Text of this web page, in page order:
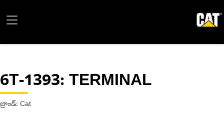
6T-1393: TERMINAL
బ్రాండ్: Cat